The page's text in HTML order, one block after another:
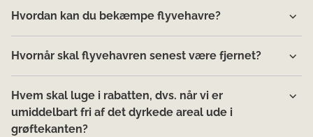
Hvordan kan du bekæmpe flyvehavre?
Hvornår skal flyvehavren senest være fjernet?
Hvem skal luge i rabatten, dvs. når vi er
umiddelbart fri af det dyrkede areal ude i
grøftekanten?